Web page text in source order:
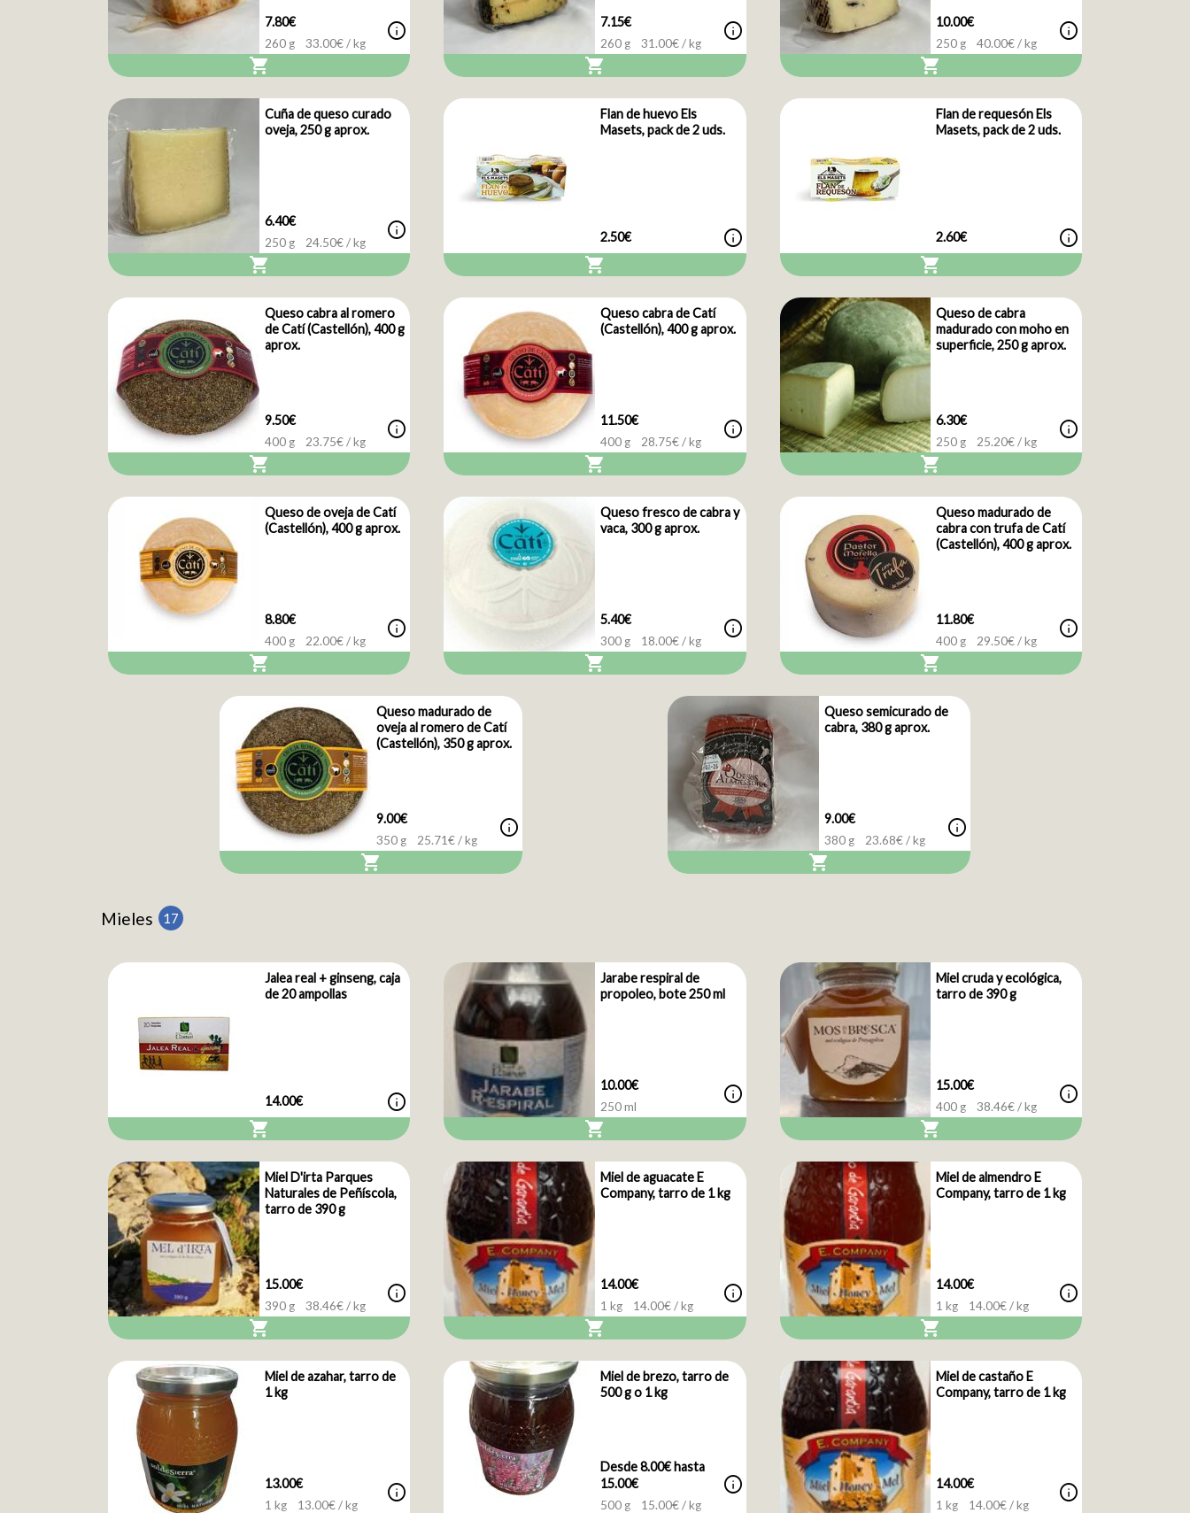
7.80€
260 g 33.00€ / kg info
shopping_cart
7.15€
260 g 31.00€ / kg info
shopping_cart
10.00€
250 g 40.00€ / kg info
shopping_cart
Cuña de queso curado
oveja, 250 g aprox.
6.40€
250 g 24.50€ / kg info
shopping_cart
Flan de huevo Els
Masets, pack de 2 uds.
2.50€ info
shopping_cart
Flan de requesón Els
Masets, pack de 2 uds.
2.60€ info
shopping_cart
Queso cabra al romero
de Catí (Castellón), 400 g
aprox.
9.50€
400 g 23.75€ / kg info
shopping_cart
Queso cabra de Catí
(Castellón), 400 g aprox.
11.50€
400 g 28.75€ / kg info
shopping_cart
Queso de cabra
madurado con moho en
superficie, 250 g aprox.
6.30€
250 g 25.20€ / kg info
shopping_cart
Queso de oveja de Catí
(Castellón), 400 g aprox.
8.80€
400 g 22.00€ / kg info
shopping_cart
Queso fresco de cabra y
vaca, 300 g aprox.
5.40€
300 g 18.00€ / kg info
shopping_cart
Queso madurado de
cabra con trufa de Catí
(Castellón), 400 g aprox.
11.80€
400 g 29.50€ / kg info
shopping_cart
Queso madurado de
oveja al romero de Catí
(Castellón), 350 g aprox.
9.00€
350 g 25.71€ / kg info
shopping_cart
Queso semicurado de
cabra, 380 g aprox.
9.00€
380 g 23.68€ / kg info
shopping_cart
Mieles 17
Jalea real + ginseng, caja
de 20 ampollas
14.00€ info
shopping_cart
Jarabe respiral de
propoleo, bote 250 ml
10.00€
250 ml info
shopping_cart
Miel cruda y ecológica,
tarro de 390 g
15.00€
400 g 38.46€ / kg info
shopping_cart
Miel D'irta Parques
Naturales de Peñíscola,
tarro de 390 g
15.00€
390 g 38.46€ / kg info
shopping_cart
Miel de aguacate E
Company, tarro de 1 kg
14.00€
1 kg 14.00€ / kg info
shopping_cart
Miel de almendro E
Company, tarro de 1 kg
14.00€
1 kg 14.00€ / kg info
shopping_cart
Miel de azahar, tarro de
1 kg
13.00€
1 kg 13.00€ / kg info
Miel de brezo, tarro de
500 g o 1 kg
Desde 8.00€ hasta
15.00€
500 g 15.00€ / kg
info
Miel de castaño E
Company, tarro de 1 kg
14.00€
1 kg 14.00€ / kg info